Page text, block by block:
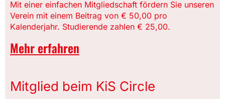
Mit einer einfachen Mitgliedschaft fördern Sie unseren
Verein mit einem Beitrag von € 50,00 pro
Kalenderjahr. Studierende zahlen € 25,00.
Mehr erfahren
Mitglied beim KiS Circle